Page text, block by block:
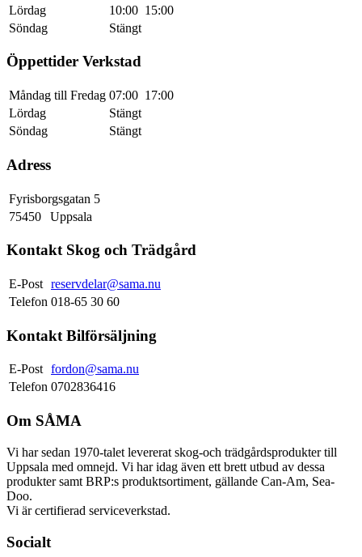
Lördag
10:00 15:00
Söndag
Stängt
Öppettider Verkstad
Måndag till Fredag 07:00 17:00
Lördag
Stängt
Söndag
Stängt
Adress
Fyrisborgsgatan 5
75450
Uppsala
Kontakt Skog och Trädgård
E-Post reservdelar@sama.nu
Telefon 018-65 30 60
Kontakt Bilförsäljning
E-Post fordon@sama.nu
Telefon 0702836416
Om SÅMA
Vi har sedan 1970-talet levererat skog-och trädgårdsprodukter till
Uppsala med omnejd. Vi har idag även ett brett utbud av dessa
produkter samt BRP:s produktsortiment, gällande Can-Am, Sea-
Doo.
Vi är certifierad serviceverkstad.
Socialt